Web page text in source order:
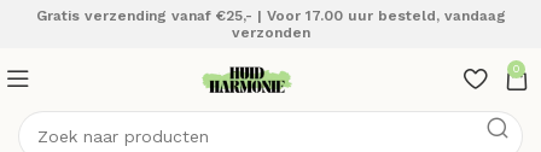
Gratis verzending vanaf €25,- | Voor 17.00 uur besteld, vandaag
verzonden
0